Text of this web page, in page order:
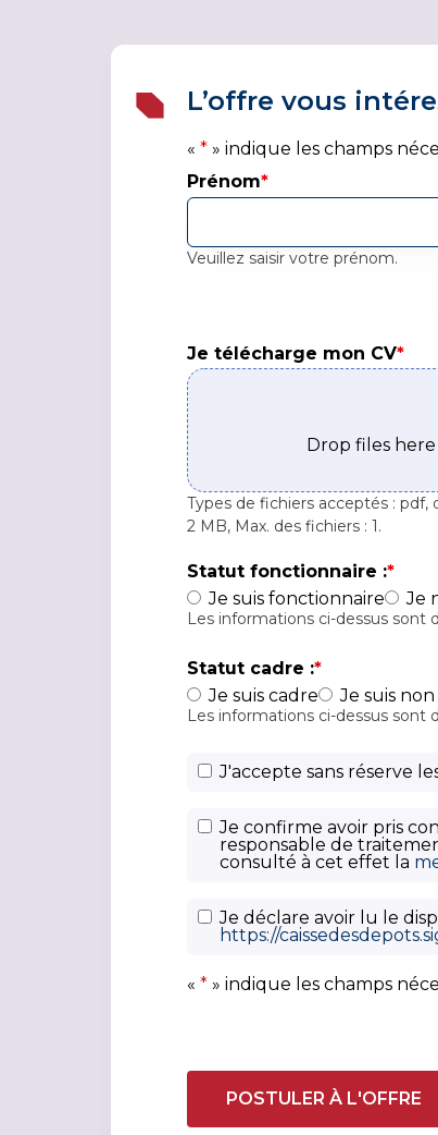
L’offre vous
« * » indique les champs
Prénom*
Veuillez saisir votre prénom.
Je télécharge mon CV*
Drop files
Types de fichiers acceptés : pdf,
2 MB, Max. des fichiers : 1.
Statut fonctionnaire :*
Je suis fonctionnaire
Je
Les informations ci-dessus sont
Statut cadre :*
Je suis cadre
Je suis
Les informations ci-dessus sont
C
U
J'accepte sans réserve
c
Je confirme avoir pris
responsable de
consulté à cet effet la
D
p
i
i
Je déclare avoir lu le
https://
« * » indique les champs